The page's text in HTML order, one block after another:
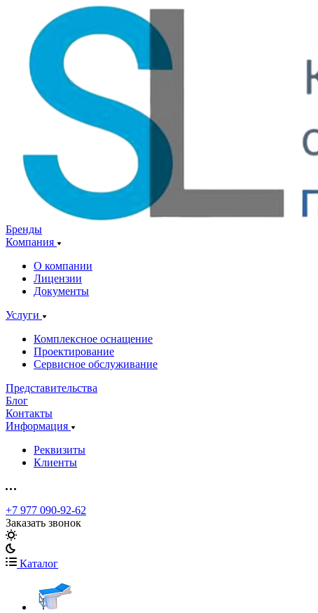
Бренды
Компания
О компании
Лицензии
Документы
Услуги
Комплексное оснащение
Проектирование
Сервисное обслуживание
Представительства
Блог
Контакты
Информация
Реквизиты
Клиенты
+7 977 090-92-62
Заказать звонок
Каталог